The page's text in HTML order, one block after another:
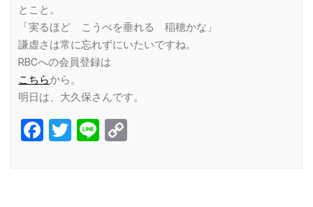
とこと。
「実るほど こうべを垂れる 稲穂かな」
謙虚さは常に忘れずにいたいですね。
RBCへの会員登録は
こちらから。
明日は、大久保さんです。
Facebook
Twitter
Line